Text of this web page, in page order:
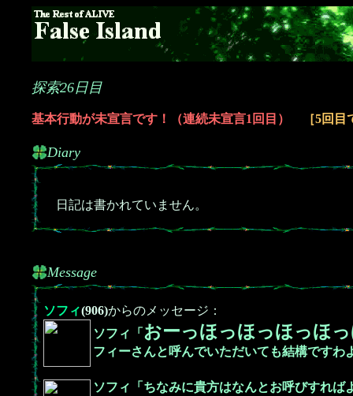
探索26日目
基本行動が未宣言です！（連続未宣言1回目） ［5回
Diary
日記は書かれていません。
Message
ソフィ(906)からのメッセージ：
ソフィ「 おーっほっほっほっほ
フィーさんと呼んでいただいても結構ですわ
ソフィ「ちなみに貴方はなんとお呼びすれば